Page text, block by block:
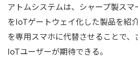
アトムシステムは、シャープ製スマ
をIoTゲートウェイ化した製品を紹
を専用スマホに代替させることで
IoTユーザーが期待できる。